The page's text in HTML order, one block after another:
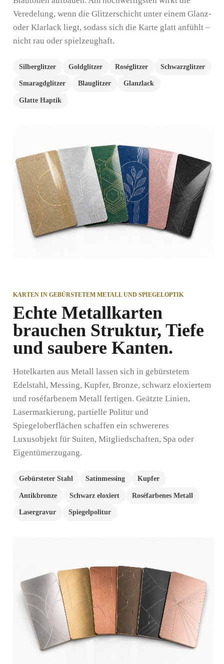
Veredelung, wenn die Glitzerschicht unter einem Glanz-
oder Klarlack liegt, sodass sich die Karte glatt anfühlt –
nicht rau oder spielzeughaft.
Silberglitzer Goldglitzer Roséglitzer Schwarzglitzer
Smaragdglitzer Blauglitzer Glanzlack
Glatte Haptik
KARTEN IN GEBÜRSTETEM METALL UND SPIEGELOPTIK
Echte Metallkarten
brauchen Struktur, Tiefe
und saubere Kanten.
Hotelkarten aus Metall lassen sich in gebürstetem
Edelstahl, Messing, Kupfer, Bronze, schwarz eloxiertem
und roséfarbenem Metall fertigen. Geätzte Linien,
Lasermarkierung, partielle Politur und
Spiegeloberflächen schaffen ein schwereres
Luxusobjekt für Suiten, Mitgliedschaften, Spa oder
Eigentümerzugang.
Gebürsteter Stahl Satinmessing Kupfer
Antikbronze Schwarz eloxiert Roséfarbenes Metall
Lasergravur Spiegelpolitur